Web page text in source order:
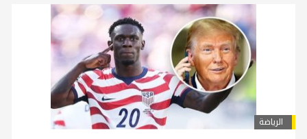
الرياضة